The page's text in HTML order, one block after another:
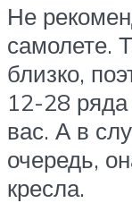
Не
самолете.
близко,
12-28
вас. А в
очередь,
кресла.